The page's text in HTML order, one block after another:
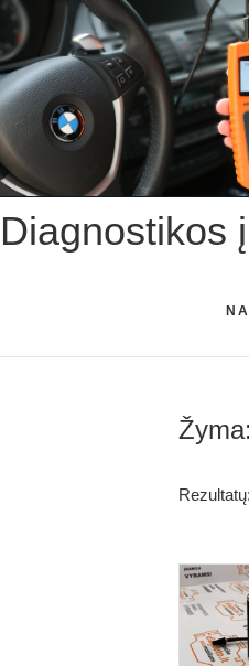
Skip
to
content
Diagnostikos
Žyma: